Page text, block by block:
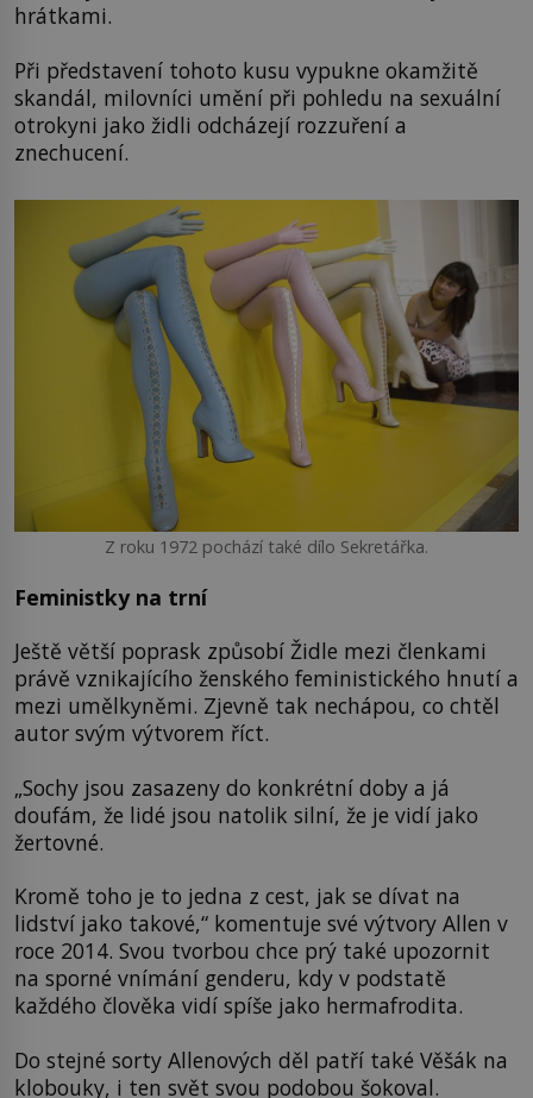
hrátkami.
Při představení tohoto kusu vypukne okamžitě
skandál, milovníci umění při pohledu na sexuální
otrokyni jako židli odcházejí rozzuření a
znechucení.
Z roku 1972 pochází také dílo Sekretářka.
Feministky na trní
Ještě větší poprask způsobí Židle mezi členkami
právě vznikajícího ženského feministického hnutí a
mezi umělkyněmi. Zjevně tak nechápou, co chtěl
autor svým výtvorem říct.
„Sochy jsou zasazeny do konkrétní doby a já
doufám, že lidé jsou natolik silní, že je vidí jako
žertovné.
Kromě toho je to jedna z cest, jak se dívat na
lidství jako takové,“ komentuje své výtvory Allen v
roce 2014. Svou tvorbou chce prý také upozornit
na sporné vnímání genderu, kdy v podstatě
každého člověka vidí spíše jako hermafrodita.
Do stejné sorty Allenových děl patří také Věšák na
klobouky, i ten svět svou podobou šokoval.